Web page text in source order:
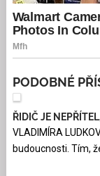
PODOBNÉ
ŘIDIČ JE
VLADIMÍRA
budoucnosti. Tím,